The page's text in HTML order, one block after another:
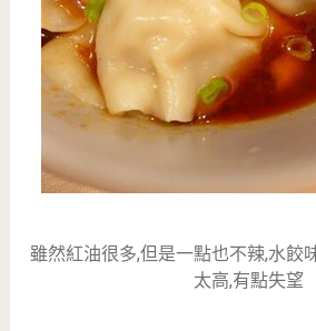
雖然紅油很多,但是一點也不辣,水餃
太高,有點失望